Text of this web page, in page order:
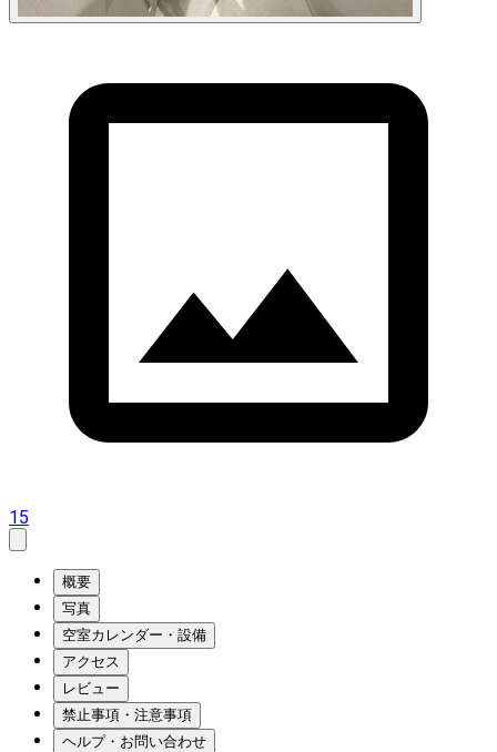
15
概要
写真
空室カレンダー・設備
アクセス
レビュー
禁止事項・注意事項
ヘルプ・お問い合わせ